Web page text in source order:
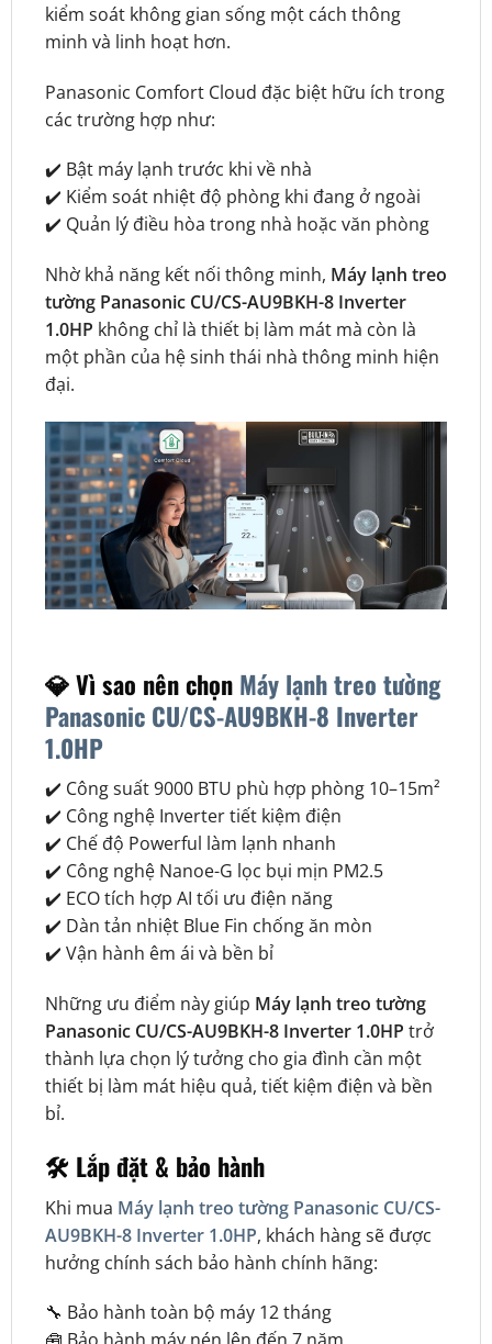
kiểm soát không gian sống một cách thông
minh và linh hoạt hơn.
Panasonic Comfort Cloud đặc biệt hữu ích trong
các trường hợp như:
✔️ Bật máy lạnh trước khi về nhà
✔️ Kiểm soát nhiệt độ phòng khi đang ở ngoài
✔️ Quản lý điều hòa trong nhà hoặc văn phòng
Nhờ khả năng kết nối thông minh, Máy lạnh treo
tường Panasonic CU/CS-AU9BKH-8 Inverter
1.0HP không chỉ là thiết bị làm mát mà còn là
một phần của hệ sinh thái nhà thông minh hiện
đại.
💎 Vì sao nên chọn Máy lạnh treo tường
Panasonic CU/CS-AU9BKH-8 Inverter
1.0HP
✔️ Công suất 9000 BTU phù hợp phòng 10–15m²
✔️ Công nghệ Inverter tiết kiệm điện
✔️ Chế độ Powerful làm lạnh nhanh
✔️ Công nghệ Nanoe-G lọc bụi mịn PM2.5
✔️ ECO tích hợp AI tối ưu điện năng
✔️ Dàn tản nhiệt Blue Fin chống ăn mòn
✔️ Vận hành êm ái và bền bỉ
Những ưu điểm này giúp Máy lạnh treo tường
Panasonic CU/CS-AU9BKH-8 Inverter 1.0HP trở
thành lựa chọn lý tưởng cho gia đình cần một
thiết bị làm mát hiệu quả, tiết kiệm điện và bền
bỉ.
🛠️ Lắp đặt & bảo hành
Khi mua Máy lạnh treo tường Panasonic CU/CS-
AU9BKH-8 Inverter 1.0HP, khách hàng sẽ được
hưởng chính sách bảo hành chính hãng:
🔧 Bảo hành toàn bộ máy 12 tháng